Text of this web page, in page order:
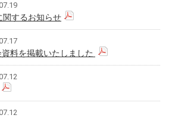
関するお知らせ
料を掲載いたしました